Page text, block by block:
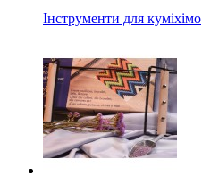
Інструменти для куміхімо